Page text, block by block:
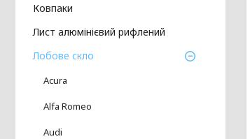
Ковпаки
Лист алюмінієвий рифлений
Лобове скло
Acura
Alfa Romeo
Audi